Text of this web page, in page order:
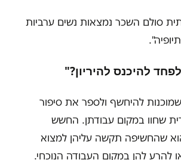
סולם השכר נמצאות נשים ערביות
להיכנס להיריון?"
להיחשף ולספר את סיפור
שחוו במקום עבודתן. החשש
שהחשיפה תקשה עליהן למצוא
להרע להן במקום העבודה הנוכחי.